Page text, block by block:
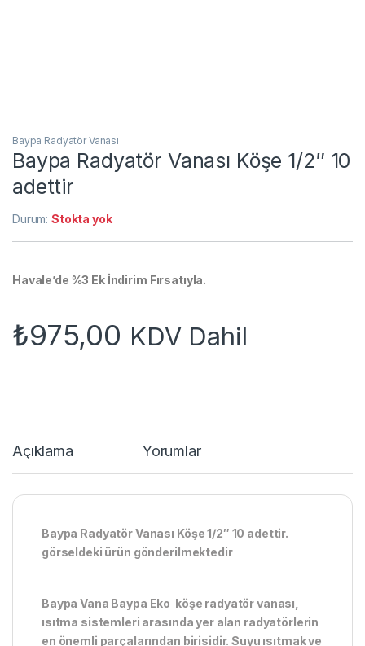
Baypa Radyatör Vanası
Baypa Radyatör Vanası Köşe 1/2″ 10
adettir
Durum:Stokta yok
Havale’de %3 Ek İndirim Fırsatıyla.
₺975,00 KDV Dahil
Açıklama Yorumlar
Baypa Radyatör Vanası Köşe 1/2″ 10 adettir.
görseldeki ürün gönderilmektedir
Baypa Vana Baypa Eko köşe radyatör vanası,
ısıtma sistemleri arasında yer alan radyatörlerin
en önemli parçalarından birisidir. Suyu ısıtmak ve